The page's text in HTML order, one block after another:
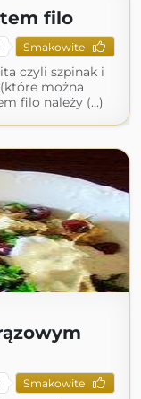
filo
Smakowite
czyli szpinak i
można
filo należy (...)
Smakowite